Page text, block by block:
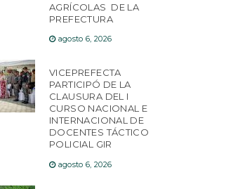
AGRÍCOLAS DE LA
PREFECTURA
agosto 6, 2026
VICEPREFECTA
PARTICIPÓ DE LA
CLAUSURA DEL I
CURSO NACIONAL E
INTERNACIONAL DE
DOCENTES TÁCTICO
POLICIAL GIR
agosto 6, 2026